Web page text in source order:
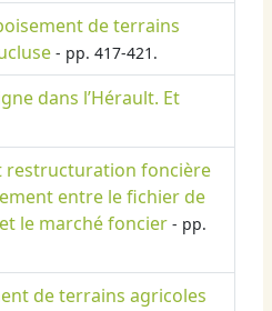
de terrains
- pp. 417-421.
dans l’Hérault. Et
restructuration foncière
entre le fichier de
le marché foncier - pp.
de terrains agricoles